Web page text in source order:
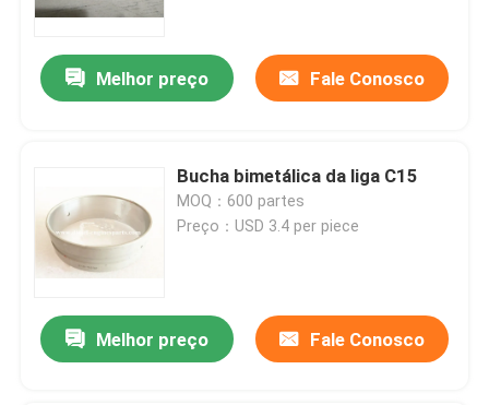
Melhor preço Fale Conosco
Bucha bimetálica da liga C15
MOQ：600 partes
Preço：USD 3.4 per piece
Melhor preço Fale Conosco